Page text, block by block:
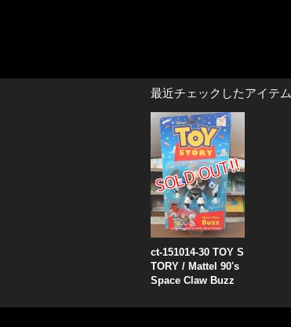
最近チェックしたアイテム
ct-151014-30 TOY S
TORY / Mattel 90's
Space Claw Buzz